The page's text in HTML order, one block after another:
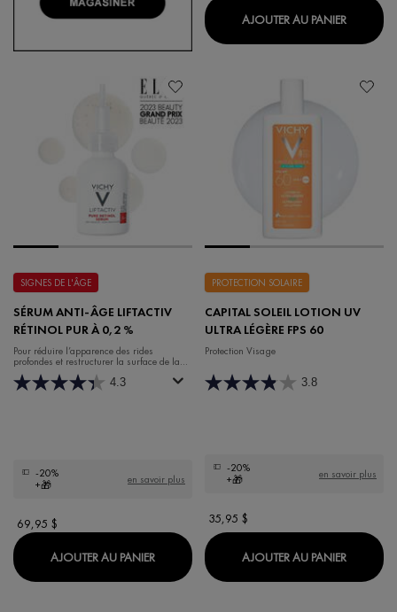
AJOUTER AU PANIER
SIGNES DE L'ÂGE
SÉRUM ANTI-ÂGE LIFTACTIV
RÉTINOL PUR À 0,2 %
Pour réduire l’apparence des rides
profondes et restructurer la surface de la
peau
4.3
-20%
+🎁
en savoir plus
69,95 $
AJOUTER AU PANIER SÉRUM ANTI-ÂGE LIFTACTIV RÉTINOL
PROTECTION SOLAIRE
CAPITAL SOLEIL LOTION UV
ULTRA LÉGÈRE FPS 60
Protection Visage
3.8
-20%
+🎁
en savoir plus
35,95 $
AJOUTER AU PANIER